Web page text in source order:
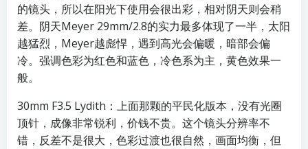
的镜头，所以在阳光下使用会很出彩，相对阴天则会稍
差。阴天Meyer 29mm/2.8的实力最多体现了一半，太阳
越猛烈，Meyer越彪悍，遇到高光会偏暖，暗部会偏
冷。强调色彩为红色和蓝色，冷色系为主，黄色效果一
般。
30mm F3.5 Lydith：上面那颗的平民化版本，没有光圈
顶针，成像非常锐利，价钱不贵。这个镜头分辨率不
错，反差不是很大，色彩过渡也很自然，画面均衡，但